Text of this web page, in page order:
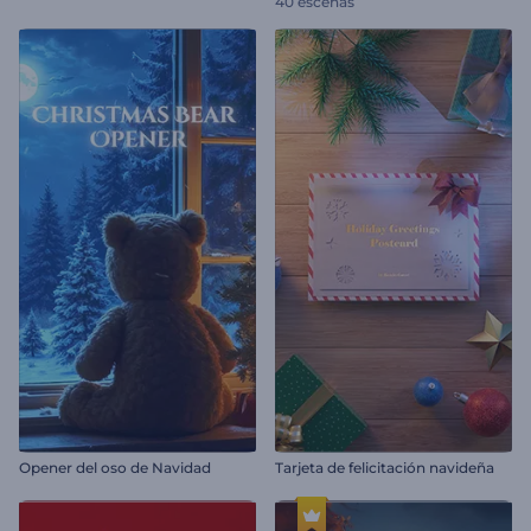
Opener del oso de Navidad Tarjeta de felicitación navideña